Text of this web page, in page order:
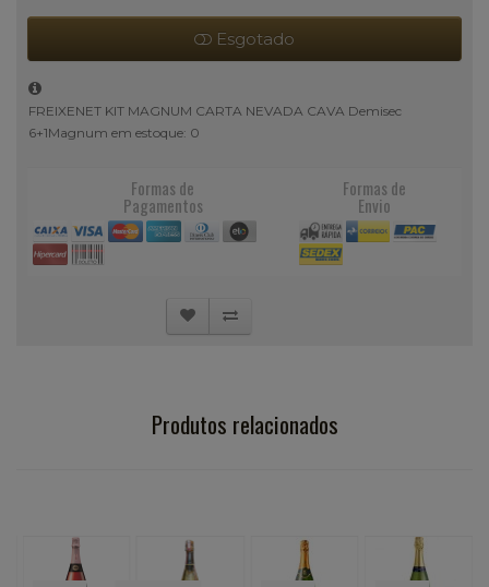
Esgotado
FREIXENET KIT MAGNUM CARTA NEVADA CAVA Demisec
6+1Magnum em estoque: 0
Formas de
Pagamentos
Formas de
Envio
Produtos relacionados